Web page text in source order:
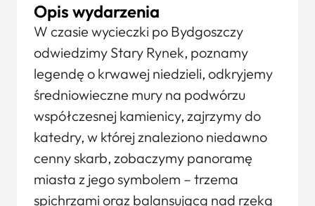
Opis wydarzenia
W czasie wycieczki po Bydgoszczy
odwiedzimy Stary Rynek, poznamy
legendę o krwawej niedzieli, odkryjemy
średniowieczne mury na podwórzu
współczesnej kamienicy, zajrzymy do
katedry, w której znaleziono niedawno
cenny skarb, zobaczymy panoramę
miasta z jego symbolem – trzema
spichrzami oraz balansującą nad rzeką